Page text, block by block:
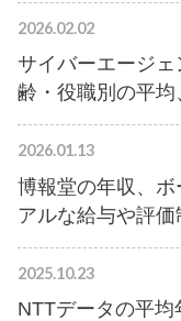
2026.02.02
サイバーエージ
齢・役職別の平
2026.01.13
博報堂の年収、
アルな給与や評価
2025.10.23
NTTデータの平